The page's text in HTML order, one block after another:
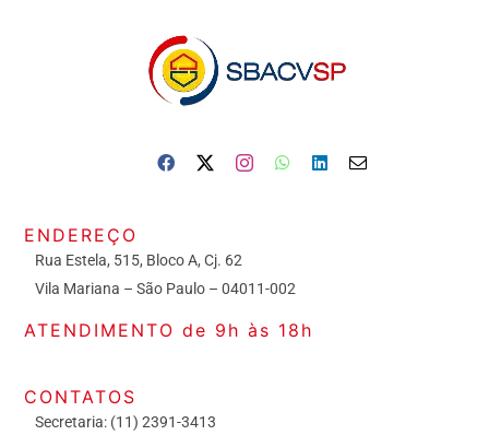
ENDEREÇO
Rua Estela, 515, Bloco A, Cj. 62
Vila Mariana – São Paulo – 04011-002
ATENDIMENTO de 9h às 18h
CONTATOS
Secretaria: (11) 2391-3413